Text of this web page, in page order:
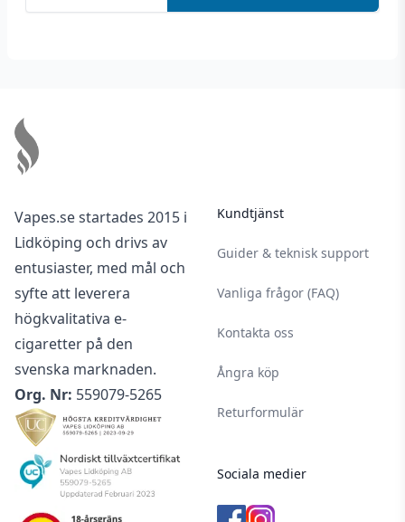
Vapes.se startades 2015 i
Lidköping och drivs av
entusiaster, med mål och
syfte att leverera
högkvalitativa e-
cigaretter på den
svenska marknaden.
Org. Nr: 559079-5265
Kundtjänst
Guider & teknisk support
Vanliga frågor (FAQ)
Kontakta oss
Ångra köp
Returformulär
Sociala medier